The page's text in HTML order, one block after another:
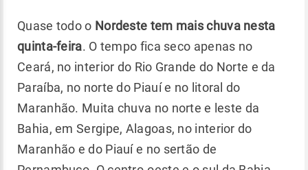
Quase todo o Nordeste tem mais chuva nesta
quinta-feira. O tempo fica seco apenas no
Ceará, no interior do Rio Grande do Norte e da
Paraíba, no norte do Piauí e no litoral do
Maranhão. Muita chuva no norte e leste da
Bahia, em Sergipe, Alagoas, no interior do
Maranhão e do Piauí e no sertão de